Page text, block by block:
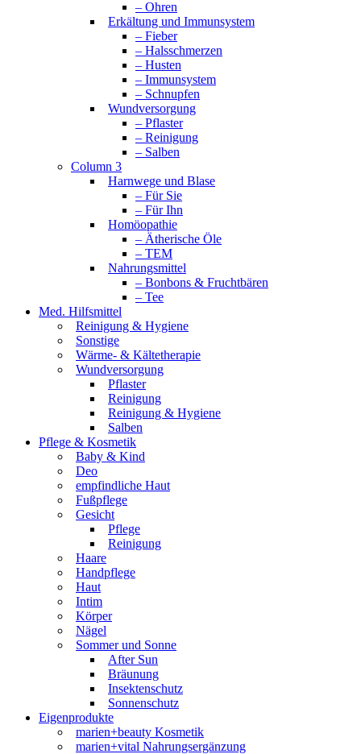
– Ohren
Erkältung und Immunsystem
– Fieber
– Halsschmerzen
– Husten
– Immunsystem
– Schnupfen
Wundversorgung
– Pflaster
– Reinigung
– Salben
Column 3
Harnwege und Blase
– Für Sie
– Für Ihn
Homöopathie
– Ätherische Öle
– TEM
Nahrungsmittel
– Bonbons & Fruchtbären
– Tee
Med. Hilfsmittel
Reinigung & Hygiene
Sonstige
Wärme- & Kältetherapie
Wundversorgung
Pflaster
Reinigung
Reinigung & Hygiene
Salben
Pflege & Kosmetik
Baby & Kind
Deo
empfindliche Haut
Fußpflege
Gesicht
Pflege
Reinigung
Haare
Handpflege
Haut
Intim
Körper
Nägel
Sommer und Sonne
After Sun
Bräunung
Insektenschutz
Sonnenschutz
Eigenprodukte
marien+beauty Kosmetik
marien+vital Nahrungsergänzung